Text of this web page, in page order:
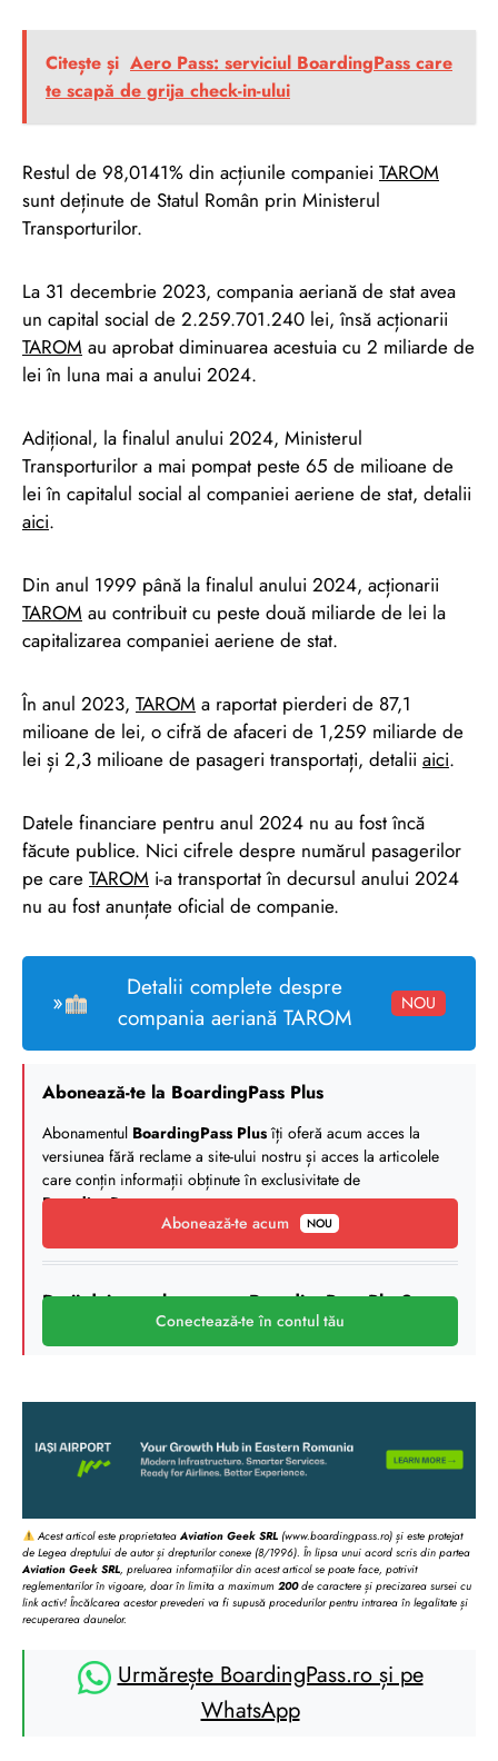
Citește și Aero Pass: serviciul BoardingPass care
te scapă de grija check-in-ului
Restul de 98,0141% din acțiunile companiei TAROM
sunt deținute de Statul Român prin Ministerul
Transporturilor.
La 31 decembrie 2023, compania aeriană de stat avea
un capital social de 2.259.701.240 lei, însă acționarii
TAROM au aprobat diminuarea acestuia cu 2 miliarde de
lei în luna mai a anului 2024.
Adițional, la finalul anului 2024, Ministerul
Transporturilor a mai pompat peste 65 de milioane de
lei în capitalul social al companiei aeriene de stat, detalii
aici.
Din anul 1999 până la finalul anului 2024, acționarii
TAROM au contribuit cu peste două miliarde de lei la
capitalizarea companiei aeriene de stat.
În anul 2023, TAROM a raportat pierderi de 87,1
milioane de lei, o cifră de afaceri de 1,259 miliarde de
lei și 2,3 milioane de pasageri transportați, detalii aici.
Datele financiare pentru anul 2024 nu au fost încă
făcute publice. Nici cifrele despre numărul pasagerilor
pe care TAROM i-a transportat în decursul anului 2024
nu au fost anunțate oficial de companie.
»
Detalii complete despre
compania aeriană TAROM
NOU
Abonează-te la BoardingPass Plus
Abonamentul BoardingPass Plusîți oferă acum acces la
versiunea fără reclame a site-ului nostru și acces la articolele
care conțin informații obținute în exclusivitate de
BoardingPass.
Abonează-te acum
NOU
Deții deja un abonament BoardingPass Plus?
Conectează-te în contul tău
Acest articol este proprietateaAviation Geek SRL (www.boardingpass.ro) și este protejat
de Legea dreptului de autor și drepturilor conexe (8/1996). În lipsa unui acord scris din partea
Aviation Geek SRL, preluarea informațiilor din acest articol se poate face, potrivit
reglementarilor în vigoare, doar în limita a maximum 200de caractere și precizarea sursei cu
link activ! Încălcarea acestor prevederi va fi supusă procedurilor pentru intrarea în legalitate și
recuperarea daunelor.
Urmărește BoardingPass.ro și pe
WhatsApp